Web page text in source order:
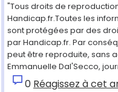
"Tous droits de
Handicap.fr.Toutes les
sont protégées par des
par Handicap.fr. Par
peut être reproduite, sans
Emmanuelle Dal'Secco,
0 Réagissez à cet